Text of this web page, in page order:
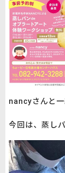
nancyさんと
今回は、蒸し